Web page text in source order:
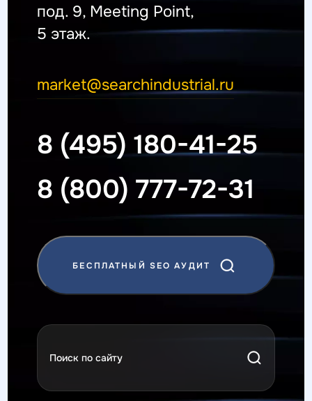
под. 9, Meeting Point,
5 этаж.
market@searchindustrial.ru
8 (495) 180-41-25
8 (800) 777-72-31
БЕСПЛАТНЫЙ SEO АУДИТ